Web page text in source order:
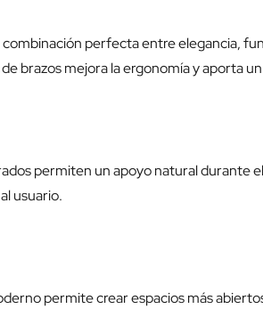
perfecta entre elegancia,
brazos mejora la ergonomía y aporta
permiten un apoyo natural durante
usuario.
permite crear espacios más